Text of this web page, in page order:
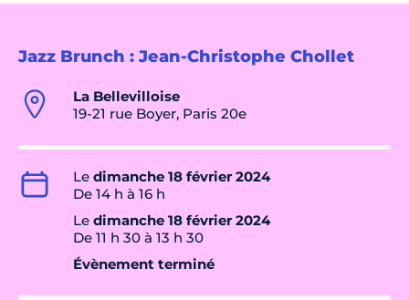
Jazz Brunch : Jean-Christophe Chollet
La Bellevilloise
19-21 rue Boyer, Paris 20e
Le dimanche 18 février 2024
De 14 h à 16 h
Le dimanche 18 février 2024
De 11 h 30 à 13 h 30
Évènement terminé